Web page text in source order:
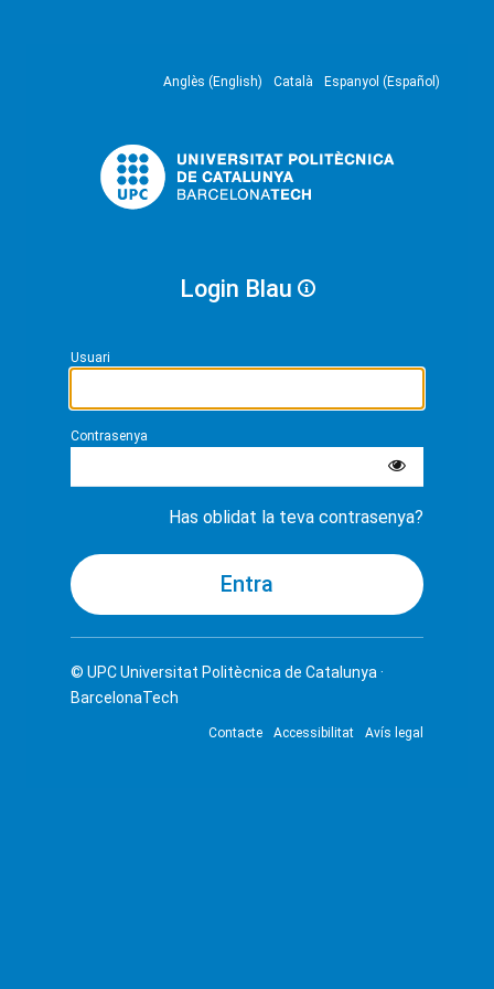
Anglès (English) Català Espanyol (Español)
Login Blau
Usuari
Contrasenya
Has oblidat la teva contrasenya?
© UPCUniversitat Politècnica de Catalunya ·
BarcelonaTech
Contacte Accessibilitat Avís legal